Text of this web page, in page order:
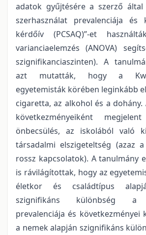
adatok gyűjtésére a szerző által
szerhasználat prevalenciája és
kérdőív (PCSAQ)”-et
varianciaelemzés (ANOVA)
szignifikanciaszinten). A
azt mutatták, hogy a
egyetemisták körében leginkább
cigaretta, az alkohol és a dohány.
következményeiként
önbecsülés, az iskolából való
társadalmi elszigeteltség (azaz
rossz kapcsolatok). A tanulmány
is rávilágítottak, hogy az
életkor és családtípus
szignifikáns különbség a
prevalenciája és következményei
a nemek alapján szignifikáns